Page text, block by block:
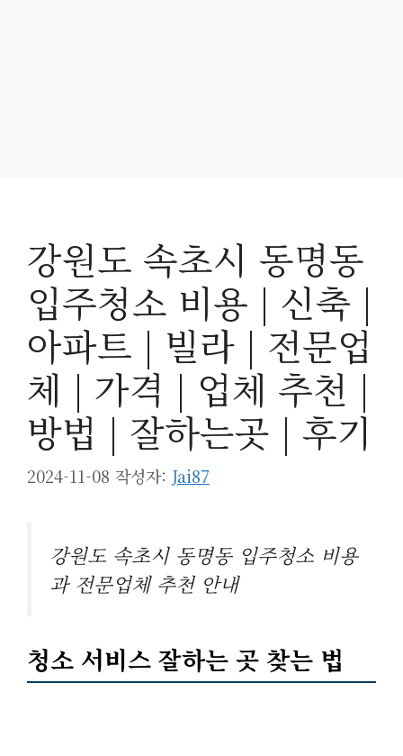
강원도 속초시 동명동
입주청소 비용 | 신축 |
아파트 | 빌라 | 전문업
체 | 가격 | 업체 추천 |
방법 | 잘하는곳 | 후기
2024-11-08 작성자: Jai87
강원도 속초시 동명동 입주청소 비용
과 전문업체 추천 안내
청소 서비스 잘하는 곳 찾는 법